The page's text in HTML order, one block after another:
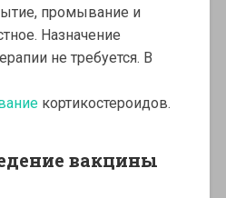
промывание и
Назначение
не требуется. В
кортикостероидов.
вакцины